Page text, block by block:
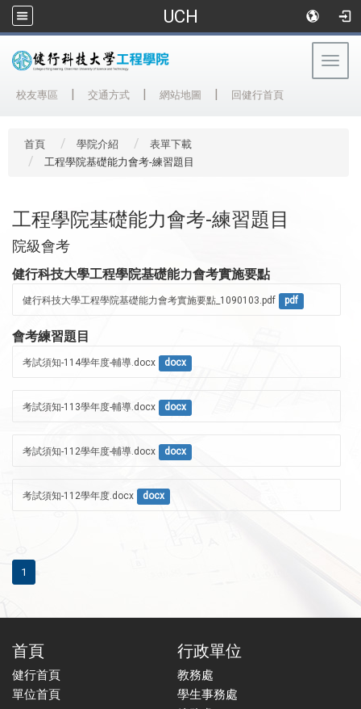
UCH
校友專區 | 交通方式 | 網站地圖 | 回健行首頁
首頁 學院介紹
表單下載
工程學院基礎能力會考-練習題目
工程學院基礎能力會考-練習題目
院級會考
健行科技大學工程學院基礎能力會考實施要點
健行科技大學工程學院基礎能力會考實施要點_1090103.pdf pdf
會考練習題目
考試須知-114學年度-輔導.docx docx
考試須知-113學年度-輔導.docx docx
考試須知-112學年度-輔導.docx docx
考試須知-112學年度.docx docx
1
首頁
健行首頁
單位首頁
行政單位
教務處
學生事務處